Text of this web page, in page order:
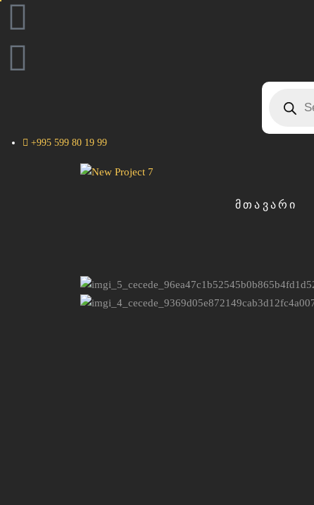
+995 599 80 19 99
ᲛᲗᲐᲕᲐᲠᲘ